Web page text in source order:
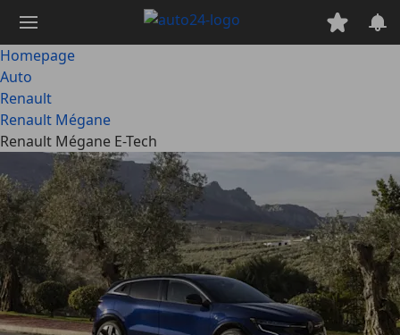
naar
hoofdinhoud
Homepage
Auto
Renault
Renault Mégane
Renault Mégane E-Tech